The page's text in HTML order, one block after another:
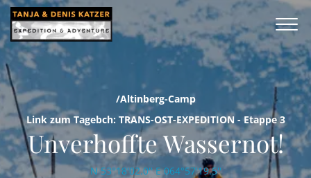
/Altinberg-Camp
Link zum Tagebch: TRANS-OST-EXPEDITION - Etappe 3
Unverhoffte Wassernot!
N 53°18'02.0'' E 064°57'19.5''